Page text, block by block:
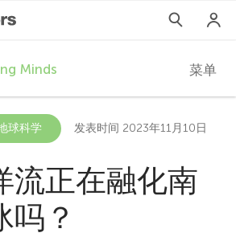
Minds 菜单
ZH
参与进来
球科学 发表时间 2023年11月10日
流正在融化南
吗？